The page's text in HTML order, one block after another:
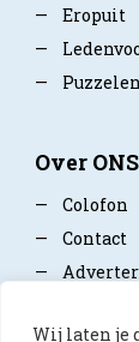
Wij laten je
—
Eropuit
—
—
Puzzelen
Over ONS
—
Colofon
—
Contact
—